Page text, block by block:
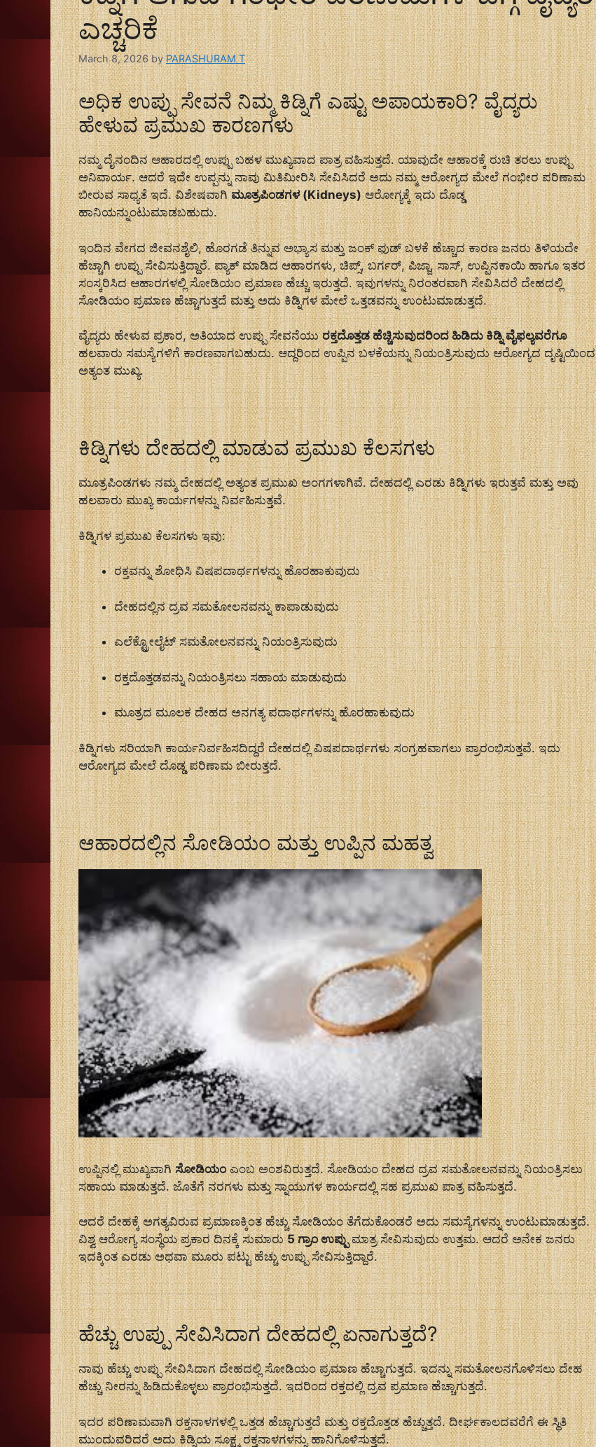
ಎಚ್ಚರಿಕೆ
March 8, 2026 byPARASHURAM T
ಅಧಿಕ ಉಪ್ಪು ಸೇವನೆ ನಿಮ್ಮ ಕಿಡ್ನಿಗೆ ಎಷ್ಟು ಅಪಾಯಕಾರಿ? ವೈದ್ಯರು
ಹೇಳುವ ಪ್ರಮುಖ ಕಾರಣಗಳು
ನಮ್ಮ ದೈನಂದಿನ ಆಹಾರದಲ್ಲಿ ಉಪ್ಪು ಬಹಳ ಮುಖ್ಯವಾದ ಪಾತ್ರ ವಹಿಸುತ್ತದೆ. ಯಾವುದೇ ಆಹಾರಕ್ಕೆ ರುಚಿ ತರಲು ಉಪ್ಪು
ಅನಿವಾರ್ಯ. ಆದರೆ ಇದೇ ಉಪ್ಪನ್ನು ನಾವು ಮಿತಿಮೀರಿಸಿ ಸೇವಿಸಿದರೆ ಅದು ನಮ್ಮ ಆರೋಗ್ಯದ ಮೇಲೆ ಗಂಭೀರ ಪರಿಣಾಮ
ಬೀರುವ ಸಾಧ್ಯತೆ ಇದೆ. ವಿಶೇಷವಾಗಿಮೂತ್ರಪಿಂಡಗಳ (Kidneys)ಆರೋಗ್ಯಕ್ಕೆ ಇದು ದೊಡ್ಡ
ಹಾನಿಯನ್ನುಂಟುಮಾಡಬಹುದು.
ಇಂದಿನ ವೇಗದ ಜೀವನಶೈಲಿ, ಹೊರಗಡೆ ತಿನ್ನುವ ಅಭ್ಯಾಸ ಮತ್ತು ಜಂಕ್ ಫುಡ್ ಬಳಕೆ ಹೆಚ್ಚಾದ ಕಾರಣ ಜನರು ತಿಳಿಯದೇ
ಹೆಚ್ಚಾಗಿ ಉಪ್ಪು ಸೇವಿಸುತ್ತಿದ್ದಾರೆ. ಪ್ಯಾಕ್ ಮಾಡಿದ ಆಹಾರಗಳು, ಚಿಪ್ಸ್, ಬರ್ಗರ್, ಪಿಜ್ಜಾ, ಸಾಸ್, ಉಪ್ಪಿನಕಾಯಿ ಹಾಗೂ ಇತರ
ಸಂಸ್ಕರಿಸಿದ ಆಹಾರಗಳಲ್ಲಿ ಸೋಡಿಯಂ ಪ್ರಮಾಣ ಹೆಚ್ಚು ಇರುತ್ತದೆ. ಇವುಗಳನ್ನು ನಿರಂತರವಾಗಿ ಸೇವಿಸಿದರೆ ದೇಹದಲ್ಲಿ
ಸೋಡಿಯಂ ಪ್ರಮಾಣ ಹೆಚ್ಚಾಗುತ್ತದೆ ಮತ್ತು ಅದು ಕಿಡ್ನಿಗಳ ಮೇಲೆ ಒತ್ತಡವನ್ನು ಉಂಟುಮಾಡುತ್ತದೆ.
ವೈದ್ಯರು ಹೇಳುವ ಪ್ರಕಾರ, ಅತಿಯಾದ ಉಪ್ಪು ಸೇವನೆಯುರಕ್ತದೊತ್ತಡ ಹೆಚ್ಚಿಸುವುದರಿಂದ ಹಿಡಿದು ಕಿಡ್ನಿ ವೈಫಲ್ಯವರೆಗೂ
ಹಲವಾರು ಸಮಸ್ಯೆಗಳಿಗೆ ಕಾರಣವಾಗಬಹುದು. ಆದ್ದರಿಂದ ಉಪ್ಪಿನ ಬಳಕೆಯನ್ನು ನಿಯಂತ್ರಿಸುವುದು ಆರೋಗ್ಯದ ದೃಷ್ಟಿಯಿಂದ
ಅತ್ಯಂತ ಮುಖ್ಯ.
ಕಿಡ್ನಿಗಳು ದೇಹದಲ್ಲಿ ಮಾಡುವ ಪ್ರಮುಖ ಕೆಲಸಗಳು
ಮೂತ್ರಪಿಂಡಗಳು ನಮ್ಮ ದೇಹದಲ್ಲಿ ಅತ್ಯಂತ ಪ್ರಮುಖ ಅಂಗಗಳಾಗಿವೆ. ದೇಹದಲ್ಲಿ ಎರಡು ಕಿಡ್ನಿಗಳು ಇರುತ್ತವೆ ಮತ್ತು ಅವು
ಹಲವಾರು ಮುಖ್ಯ ಕಾರ್ಯಗಳನ್ನು ನಿರ್ವಹಿಸುತ್ತವೆ.
ಕಿಡ್ನಿಗಳ ಪ್ರಮುಖ ಕೆಲಸಗಳು ಇವು:
ರಕ್ತವನ್ನು ಶೋಧಿಸಿ ವಿಷಪದಾರ್ಥಗಳನ್ನು ಹೊರಹಾಕುವುದು
ದೇಹದಲ್ಲಿನ ದ್ರವ ಸಮತೋಲನವನ್ನು ಕಾಪಾಡುವುದು
ಎಲೆಕ್ಟ್ರೋಲೈಟ್ ಸಮತೋಲನವನ್ನು ನಿಯಂತ್ರಿಸುವುದು
ರಕ್ತದೊತ್ತಡವನ್ನು ನಿಯಂತ್ರಿಸಲು ಸಹಾಯ ಮಾಡುವುದು
ಮೂತ್ರದ ಮೂಲಕ ದೇಹದ ಅನಗತ್ಯ ಪದಾರ್ಥಗಳನ್ನು ಹೊರಹಾಕುವುದು
ಕಿಡ್ನಿಗಳು ಸರಿಯಾಗಿ ಕಾರ್ಯನಿರ್ವಹಿಸದಿದ್ದರೆ ದೇಹದಲ್ಲಿ ವಿಷಪದಾರ್ಥಗಳು ಸಂಗ್ರಹವಾಗಲು ಪ್ರಾರಂಭಿಸುತ್ತವೆ. ಇದು
ಆರೋಗ್ಯದ ಮೇಲೆ ದೊಡ್ಡ ಪರಿಣಾಮ ಬೀರುತ್ತದೆ.
ಆಹಾರದಲ್ಲಿನ ಸೋಡಿಯಂ ಮತ್ತು ಉಪ್ಪಿನ ಮಹತ್ವ
ಉಪ್ಪಿನಲ್ಲಿ ಮುಖ್ಯವಾಗಿಸೋಡಿಯಂಎಂಬ ಅಂಶವಿರುತ್ತದೆ. ಸೋಡಿಯಂ ದೇಹದ ದ್ರವ ಸಮತೋಲನವನ್ನು ನಿಯಂತ್ರಿಸಲು
ಸಹಾಯ ಮಾಡುತ್ತದೆ. ಜೊತೆಗೆ ನರಗಳು ಮತ್ತು ಸ್ನಾಯುಗಳ ಕಾರ್ಯದಲ್ಲಿ ಸಹ ಪ್ರಮುಖ ಪಾತ್ರ ವಹಿಸುತ್ತದೆ.
ಆದರೆ ದೇಹಕ್ಕೆ ಅಗತ್ಯವಿರುವ ಪ್ರಮಾಣಕ್ಕಿಂತ ಹೆಚ್ಚು ಸೋಡಿಯಂ ತೆಗೆದುಕೊಂಡರೆ ಅದು ಸಮಸ್ಯೆಗಳನ್ನು ಉಂಟುಮಾಡುತ್ತದೆ.
ವಿಶ್ವ ಆರೋಗ್ಯ ಸಂಸ್ಥೆಯ ಪ್ರಕಾರ ದಿನಕ್ಕೆ ಸುಮಾರು5 ಗ್ರಾಂ ಉಪ್ಪುಮಾತ್ರ ಸೇವಿಸುವುದು ಉತ್ತಮ. ಆದರೆ ಅನೇಕ ಜನರು
ಇದಕ್ಕಿಂತ ಎರಡು ಅಥವಾ ಮೂರು ಪಟ್ಟು ಹೆಚ್ಚು ಉಪ್ಪು ಸೇವಿಸುತ್ತಿದ್ದಾರೆ.
ಹೆಚ್ಚು ಉಪ್ಪು ಸೇವಿಸಿದಾಗ ದೇಹದಲ್ಲಿ ಏನಾಗುತ್ತದೆ?
ನಾವು ಹೆಚ್ಚು ಉಪ್ಪು ಸೇವಿಸಿದಾಗ ದೇಹದಲ್ಲಿ ಸೋಡಿಯಂ ಪ್ರಮಾಣ ಹೆಚ್ಚಾಗುತ್ತದೆ. ಇದನ್ನು ಸಮತೋಲನಗೊಳಿಸಲು ದೇಹ
ಹೆಚ್ಚು ನೀರನ್ನು ಹಿಡಿದುಕೊಳ್ಳಲು ಪ್ರಾರಂಭಿಸುತ್ತದೆ. ಇದರಿಂದ ರಕ್ತದಲ್ಲಿ ದ್ರವ ಪ್ರಮಾಣ ಹೆಚ್ಚಾಗುತ್ತದೆ.
ಇದರ ಪರಿಣಾಮವಾಗಿ ರಕ್ತನಾಳಗಳಲ್ಲಿ ಒತ್ತಡ ಹೆಚ್ಚಾಗುತ್ತದೆ ಮತ್ತು ರಕ್ತದೊತ್ತಡ ಹೆಚ್ಚುತ್ತದೆ. ದೀರ್ಘಕಾಲದವರೆಗೆ ಈ ಸ್ಥಿತಿ
ಮುಂದುವರಿದರೆ ಅದು ಕಿಡ್ನಿಯ ಸೂಕ್ಷ್ಮ ರಕ್ತನಾಳಗಳನ್ನು ಹಾನಿಗೊಳಿಸುತ್ತದೆ.